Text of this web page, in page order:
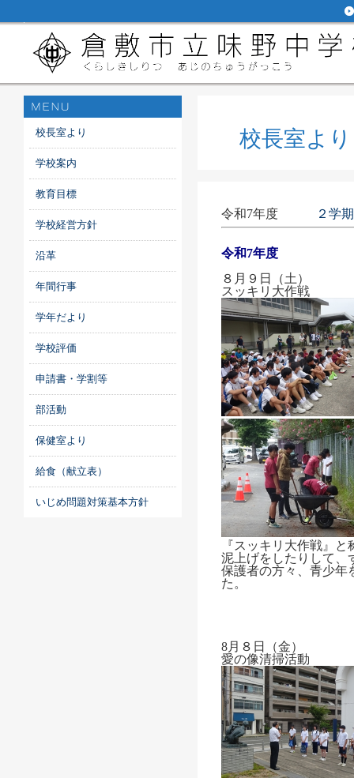
校長室より
学校案内
教育目標
学校経営方針
沿革
年間行事
学年だより
学校評価
申請書・学割等
部活動
保健室より
給食（献立表）
いじめ問題対策基本方針
校長室よ
令和7年度 ２学
令和7年度
８月９日（土）
スッキリ大作戦
『スッキリ大作戦』
泥上げをしたりして、
保護者の方々、青少年
た。
8月８日（金）
愛の像清掃活動